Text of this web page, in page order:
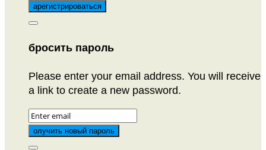
бросить пароль
Please enter your email address. You will receive
a link to create a new password.